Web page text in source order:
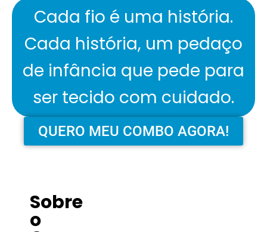
Cada fio é uma história.
Cada história, um pedaço
de infância que pede para
ser tecido com cuidado.
QUERO MEU COMBO AGORA!
Sobre
o